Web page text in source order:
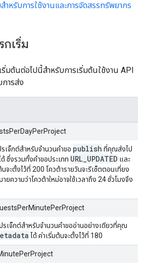
ำหรับการใช้งานและการจัดสรรทรัพยากร
เริ่ม
ริ่มต้นต่อไปนี้สำหรับการเริ่มต้นใช้งาน API
ารส่ง
เจ็กต์สำหรับจำนวนคำขอ publish ที่คุณส่งไป
ด้ ซึ่งรวมทั้งคำขอประเภท URL UPDATED และ
นจะตั้งไว้ที่ 200 โควต้ารายวันจะรีเซ็ตตอนเที่ยง
ความว่าโควต้าใหม่อาจใช้เวลาถึง 24 ชั่วโมงจึง
รเจ็กต์สำหรับจำนวนคำขออ่านอย่างเดียวที่คุณ
ได้ ค่าเริ่มต้นจะตั้งไว้ที่ 180